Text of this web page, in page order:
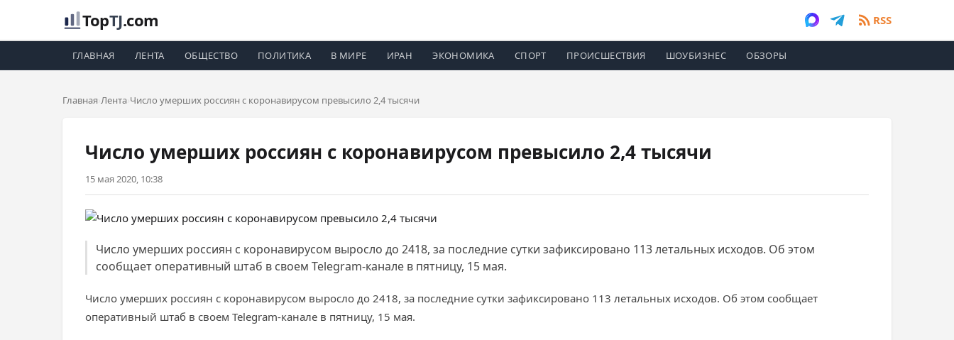
TopTJ.com RSS
ГЛАВНАЯ ЛЕНТА ОБЩЕСТВО ПОЛИТИКА В МИРЕ ИРАН ЭКОНОМИКА СПОРТ ПРОИСШЕСТВИЯ ШОУБИЗНЕС ОБЗОРЫ
Главная Лента Число умерших россиян с коронавирусом превысило 2,4 тысячи
Число умерших россиян с коронавирусом превысило 2,4 тысячи
15 мая 2020, 10:38
Число умерших россиян с коронавирусом выросло до 2418, за последние сутки зафиксировано 113 летальных исходов. Об этом
сообщает оперативный штаб в своем Telegram-канале в пятницу, 15 мая.
Число умерших россиян с коронавирусом выросло до 2418, за последние сутки зафиксировано 113 летальных исходов. Об этом сообщает
оперативный штаб в своем Telegram-канале в пятницу, 15 мая.